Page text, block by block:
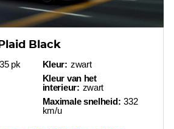
Black
pk
Kleur: zwart
Kleur van het
interieur: zwart
Maximale snelheid: 332
km/u